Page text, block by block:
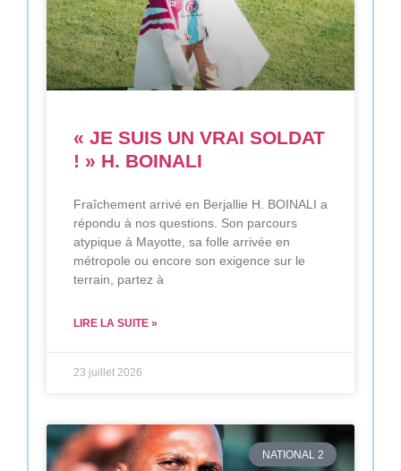
« JE SUIS UN VRAI SOLDAT
! » H. BOINALI
Fraîchement arrivé en Berjallie H. BOINALI a
répondu à nos questions. Son parcours
atypique à Mayotte, sa folle arrivée en
métropole ou encore son exigence sur le
terrain, partez à
LIRE LA SUITE »
23 juillet 2026
NATIONAL 2